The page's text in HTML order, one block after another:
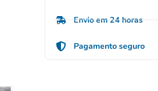
Envio em 24 horas
Pagamento seguro